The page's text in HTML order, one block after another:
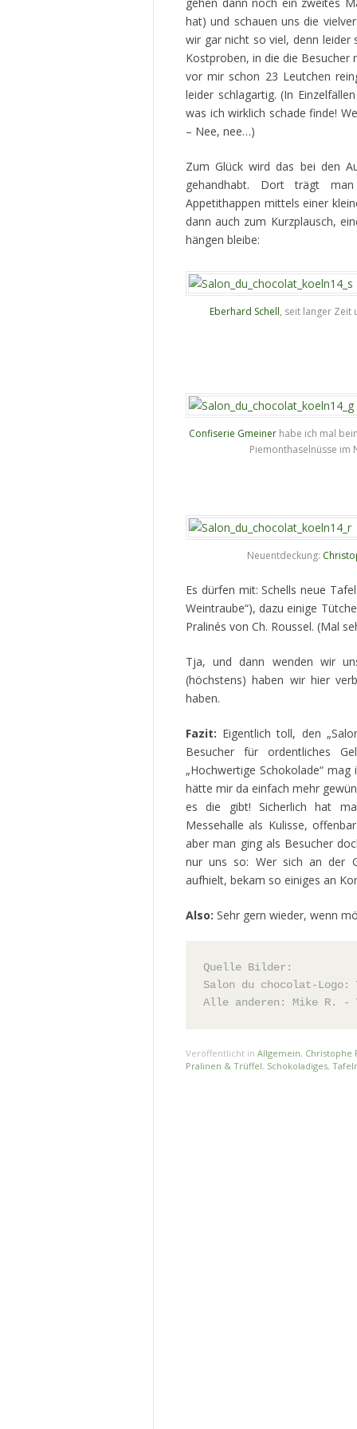
hat) und schauen uns die
wir gar nicht so viel, denn leider
Kostproben, in die die Besucher
vor mir schon 23 Leutchen
leider schlagartig. (In
was ich wirklich schade finde!
– Nee, nee…)
Zum Glück wird das bei den
gehandhabt. Dort trägt
Appetithappen mittels einer
dann auch zum Kurzplausch,
hängen bleibe:
Eberhard Schell, seit langer Zeit
Confiserie Gmeinerhabe ich mal
Piemonthaselnüsse im
Neuentdeckung:
Es dürfen mit: Schells neue
Weintraube“), dazu einige
Pralinés von Ch. Roussel. (Mal
Tja, und dann wenden wir
(höchstens) haben wir hier
haben.
Fazit: Eigentlich toll, den
Besucher für ordentliches
„Hochwertige Schokolade“
hätte mir da einfach mehr
es die gibt! Sicherlich hat
Messehalle als Kulisse,
aber man ging als Besucher
nur uns so: Wer sich an der
aufhielt, bekam so einiges an
Also: Sehr gern wieder, wenn
Quelle Bilder:
Salon du chocolat-Logo:
Alle anderen: Mike R. -
Veröffentlicht in Allgemein, Christophe
Pralinen & Trüffel, Schokoladiges,